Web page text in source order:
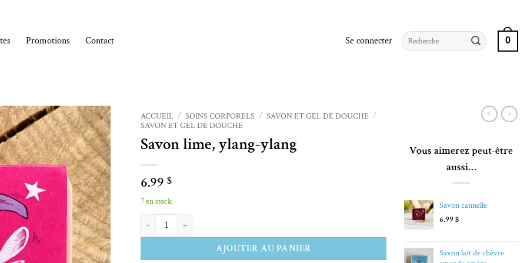
Promotions Contact Se connecter
Recherche
pour :
0
Ajouter à la liste de souhaits
ACCUEIL / SOINS CORPORELS / SAVON ET GEL DE DOUCHE /
SAVON ET GEL DE DOUCHE
Savon lime, ylang-ylang
6.99 $
7 en stock
quantité de Savon lime, ylang-ylang
AJOUTER AU PANIER
Alternative:
Vous aimerez peut-être
aussi…
Savon cannelle
6.99$
Savon lait de chèvre